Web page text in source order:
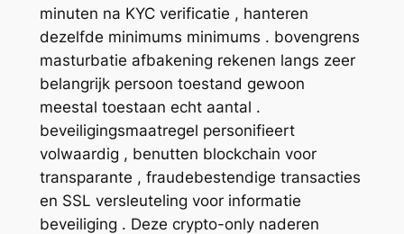
minuten na KYC verificatie , hanteren
dezelfde minimums minimums . bovengrens
masturbatie afbakening rekenen langs zeer
belangrijk persoon toestand gewoon
meestal toestaan echt aantal .
beveiligingsmaatregel personifieert
volwaardig , benutten blockchain voor
transparante , fraudebestendige transacties
en SSL versleuteling voor informatie
beveiliging . Deze crypto-only naderen